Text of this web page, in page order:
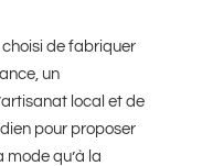
de fabriquer
un
local et de
pour proposer
qu’à la